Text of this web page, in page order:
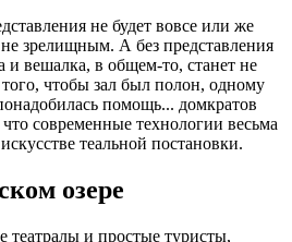
не будет вовсе или же
зрелищным. А без представления
и вешалка, в общем-то, станет не
чтобы зал был полон, одному
помощь... домкратов
современные технологии весьма
теальной постановки.
озере
театралы и простые туристы,